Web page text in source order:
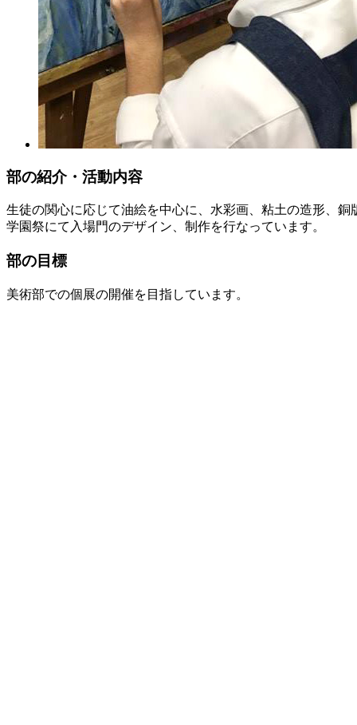
部の紹介・活動内容
生徒の関心に応じて油絵を中心に、水彩画、粘土の造形、
学園祭にて入場門のデザイン、制作を行なっています。
部の目標
美術部での個展の開催を目指しています。